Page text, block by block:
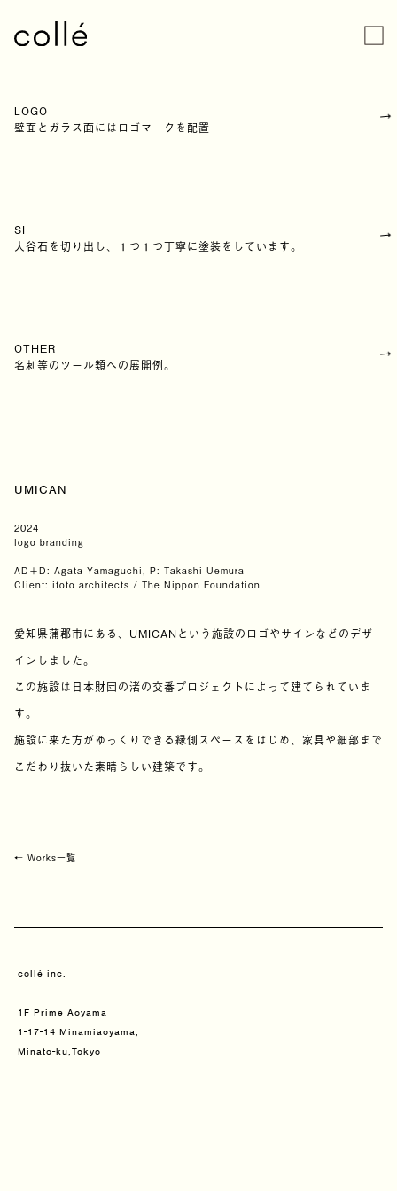
LOGO
壁面とガラス面にはロゴマークを配置
SI
大谷石を切り出し、１つ１つ丁寧に塗装をしています。
OTHER
名刺等のツール類への展開例。
UMICAN
2024
logo branding
AD＋D: Agata Yamaguchi, P: Takashi Uemura
Client: itoto architects / The Nippon Foundation
愛知県蒲郡市にある、UMICANという施設のロゴやサインなどのデザ
インしました。
この施設は日本財団の渚の交番プロジェクトによって建てられていま
す。
施設に来た方がゆっくりできる縁側スペースをはじめ、家具や細部まで
こだわり抜いた素晴らしい建築です。
← Works一覧
collé inc.
1F Prime Aoyama
1-17-14 Minamiaoyama,
Minato-ku,Tokyo